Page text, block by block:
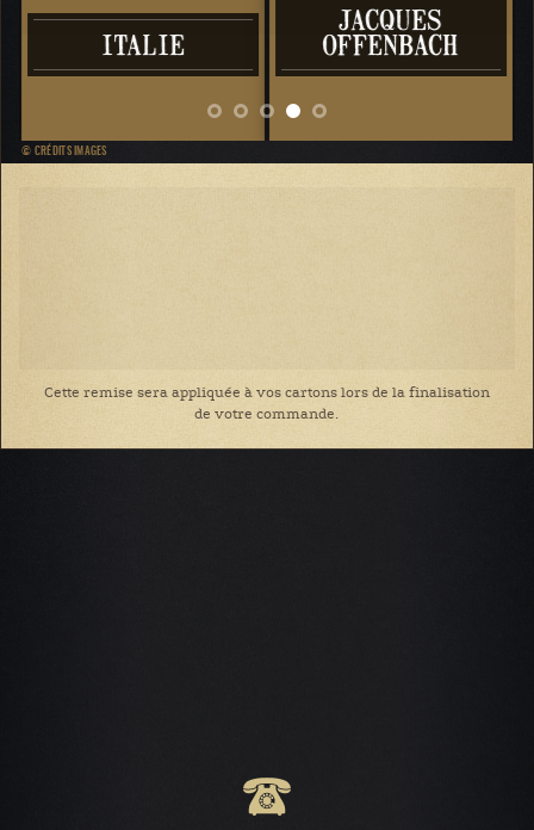
ITALIE
JACQUES
OFFENBACH
© CRÉDITS IMAGES
Cette remise sera appliquée à vos cartons lors de la finalisation
de votre commande.